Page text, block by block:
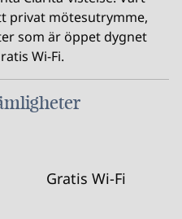
privat mötesutrymme,
som är öppet dygnet
Wi-Fi.
Gratis Wi-Fi